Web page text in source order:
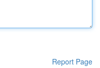
Report Page